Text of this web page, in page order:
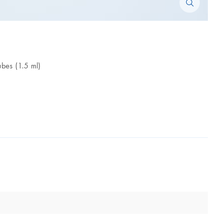
(1.5 ml)